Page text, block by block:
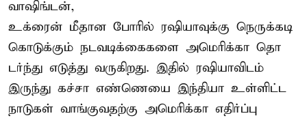
வாஷிங்டன்,
உக்ரைன் மீதான போரில் ரஷியாவுக்கு நெருக்கடி
கொடுக்கும் நடவடிக்கைகளை அமெரிக்கா தொ
டர்ந்து எடுத்து வருகிறது. இதில் ரஷியாவிடம்
இருந்து கச்சா எண்ணெயை இந்தியா உள்ளிட்ட
நாடுகள் வாங்குவதற்கு அமெரிக்கா எதிர்ப்பு